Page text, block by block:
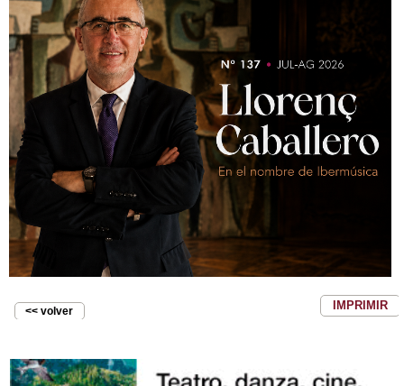
<< volver IMPRIMIR